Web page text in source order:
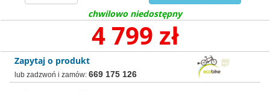
chwilowo niedostępny
4 799 zł
Zapytaj o produkt
lub zadzwoń i zamów: 669 175 126